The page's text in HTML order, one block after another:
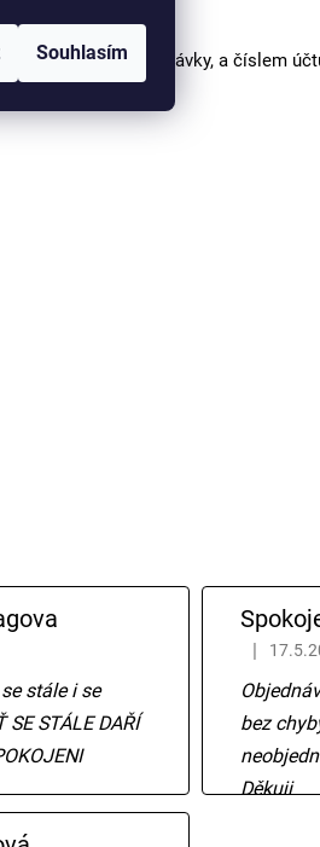
Souhlasím
s číslem objednávky, a číslem
je 5 z 5 hvězdiček.
stále i se
STÁLE DAŘÍ
bez
Děkuji